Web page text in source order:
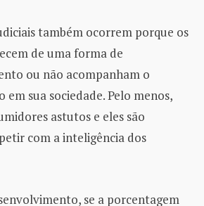
também ocorrem porque os
de uma forma de
ou não acompanham o
em sua sociedade. Pelo menos,
astutos e eles são
com a inteligência dos
se a porcentagem